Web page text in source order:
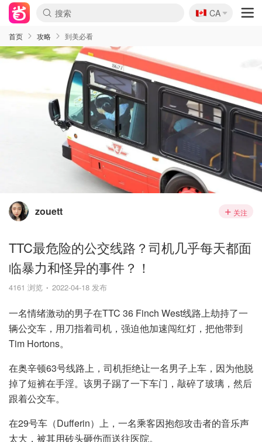
🇨🇦
CA
首页 攻略 到美必看
zouett 关注
TTC最危险的公交线路？司机几乎每天都面
临暴力和怪异的事件？！
4161 浏览 2022-04-18 发布
一名情绪激动的男子在TTC 36 Finch West线路上劫持了一
辆公交车，用刀指着司机，强迫他加速闯红灯，把他带到
Tim Hortons。
在奥辛顿63号线路上，司机拒绝让一名男子上车，因为他脱
掉了短裤在手淫。该男子踢了一下车门，敲碎了玻璃，然后
跟着公交车。
在29号车（Dufferin）上，一名乘客因抱怨攻击者的音乐声
太大，被其用砖头砸伤而送往医院。